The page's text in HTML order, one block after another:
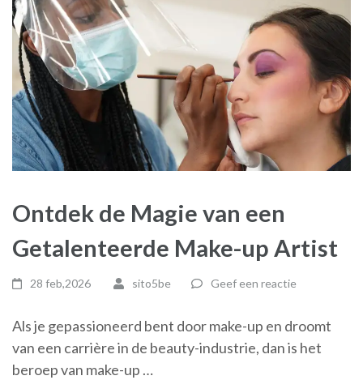
Ontdek de Magie van een
Getalenteerde Make-up Artist
28 feb,2026 sito5be Geef een reactie
Als je gepassioneerd bent door make-up en droomt
van een carrière in de beauty-industrie, dan is het
beroep van make-up …